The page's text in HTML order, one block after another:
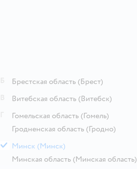
Брестская область (Брест)
Витебская область (Витебск)
Гомельская область (Гомель)
Гродненская область (Гродно)
М Минск (Минск)
Минская область (Минская область)